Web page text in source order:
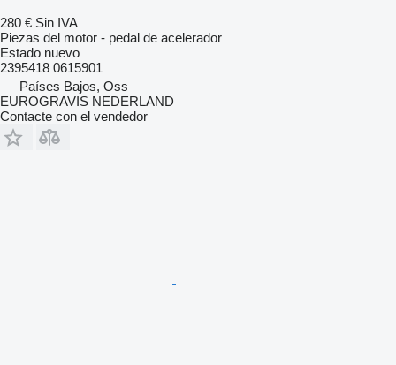
280 € Sin IVA
Piezas del motor - pedal de acelerador
Estado nuevo
2395418 0615901
Países Bajos, Oss
EUROGRAVIS NEDERLAND
Contacte con el vendedor